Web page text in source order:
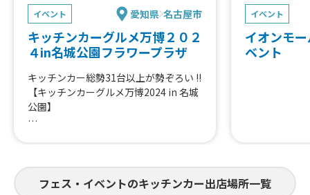
イベント 愛知県 名古屋市
キッチンカーグルメ万博２０２
４in名城公園フラワープラザ
キッチンカー総勢31台以上が勢ぞろい !!
【キッチンカーグルメ万博2024 in 名城
公園】
その他イベントも盛りだくさん✨
イベント
イオンモ
ベント
フェス・イベントのキッチンカー出店場所一覧